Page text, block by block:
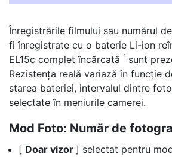
Înregistrările filmului sau numărul
fi înregistrate cu o baterie Li-ion
EL15c complet încărcată 1 sunt
Rezistența reală variază în funcție
starea bateriei, intervalul dintre
selectate în meniurile camerei.
Mod Foto: Număr de
[ Doar vizor ] selectat pentru